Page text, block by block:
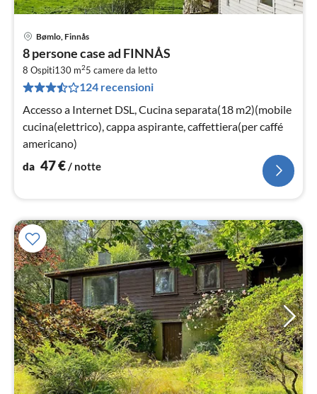
Bømlo, Finnås
8 persone case ad FINNÅS
8 Ospiti130 m25 camere da letto
124 recensioni
Accesso a Internet DSL, Cucina separata(18 m2)(mobile
cucina(elettrico), cappa aspirante, caffettiera(per caffé
americano)
da 47€/ notte